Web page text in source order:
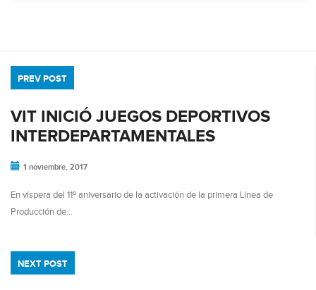
PREV POST
VIT INICIÓ JUEGOS DEPORTIVOS
INTERDEPARTAMENTALES
1 noviembre, 2017
En víspera del 11º aniversario de la activación de la primera Línea de
Producción de…
NEXT POST